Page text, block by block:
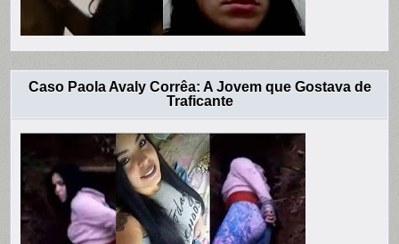
Caso Paola Avaly Corrêa: A Jovem que Gostava de
Traficante